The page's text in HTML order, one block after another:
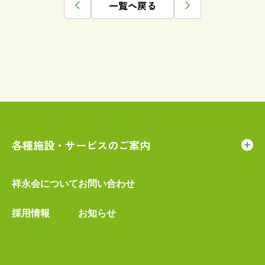
一覧へ戻る
各種施設・サービスのご案内
祥永会について
採用情報
お問い合わせ
お知らせ